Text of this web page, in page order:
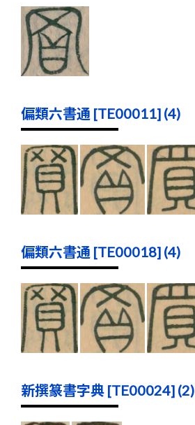
偏類六書通 [TE00011] (4)
偏類六書通 [TE00018] (4)
新撰篆書字典 [TE00024] (2)